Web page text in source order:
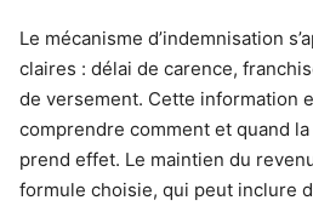
Le mécanisme d’indemnisation
claires : délai de carence,
de versement. Cette information
comprendre comment et quand la
prend effet. Le maintien du
formule choisie, qui peut inclure